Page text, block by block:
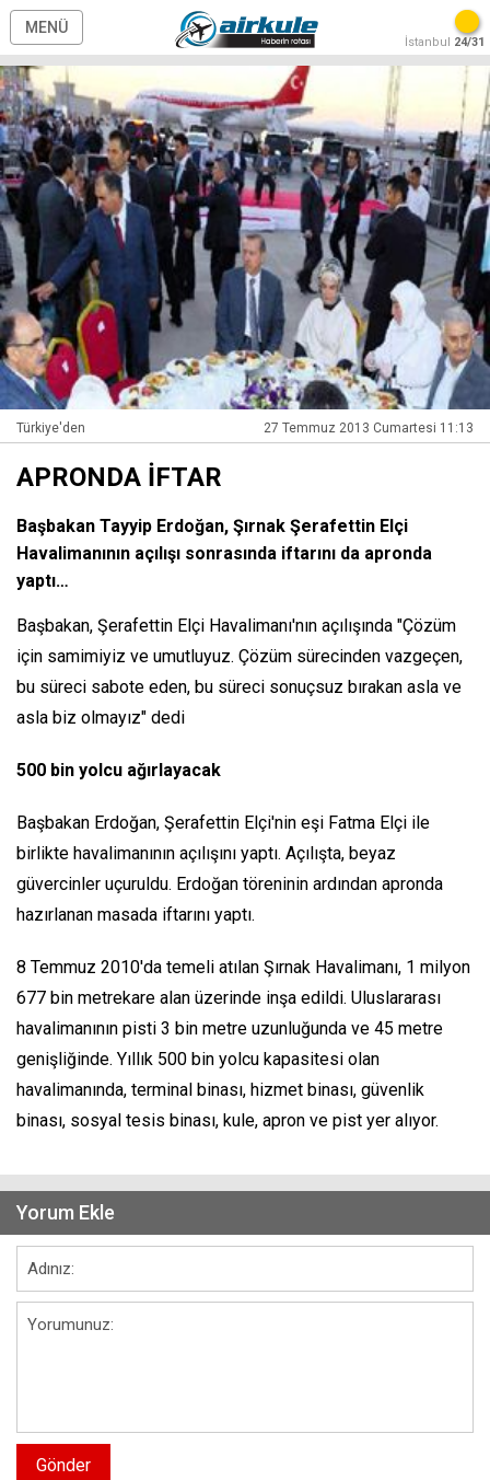
MENÜ
İstanbul 24/31
Türkiye'den 27 Temmuz 2013 Cumartesi 11:13
APRONDA İFTAR
Başbakan Tayyip Erdoğan, Şırnak Şerafettin Elçi
Havalimanının açılışı sonrasında iftarını da apronda
yaptı…
Başbakan, Şerafettin Elçi Havalimanı'nın açılışında "Çözüm
için samimiyiz ve umutluyuz. Çözüm sürecinden vazgeçen,
bu süreci sabote eden, bu süreci sonuçsuz bırakan asla ve
asla biz olmayız" dedi
500 bin yolcu ağırlayacak
Başbakan Erdoğan, Şerafettin Elçi'nin eşi Fatma Elçi ile
birlikte havalimanının açılışını yaptı. Açılışta, beyaz
güvercinler uçuruldu. Erdoğan töreninin ardından apronda
hazırlanan masada iftarını yaptı.
8 Temmuz 2010'da temeli atılan Şırnak Havalimanı, 1 milyon
677 bin metrekare alan üzerinde inşa edildi. Uluslararası
havalimanının pisti 3 bin metre uzunluğunda ve 45 metre
genişliğinde. Yıllık 500 bin yolcu kapasitesi olan
havalimanında, terminal binası, hizmet binası, güvenlik
binası, sosyal tesis binası, kule, apron ve pist yer alıyor.
Yorum Ekle
Gönder